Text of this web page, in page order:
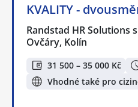
KVALITY -
Randstad HR Solutions
Ovčáry, Kolín
31 500 – 35 000 Kč
Vhodné také pro